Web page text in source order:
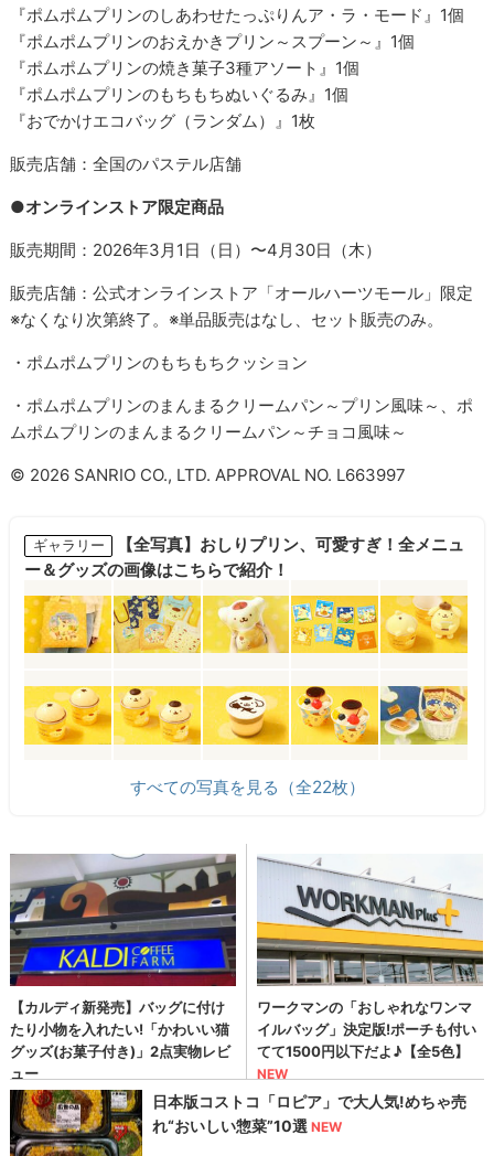
『ポムポムプリンのしあわせたっぷりんア・ラ・モード』1個
『ポムポムプリンのおえかきプリン～スプーン～』1個
『ポムポムプリンの焼き菓子3種アソート』1個
『ポムポムプリンのもちもちぬいぐるみ』1個
『おでかけエコバッグ（ランダム）』1枚
販売店舗：全国のパステル店舗
●オンラインストア限定商品
販売期間：2026年3月1日（日）〜4月30日（木）
販売店舗：公式オンラインストア「オールハーツモール」限定
※なくなり次第終了。※単品販売はなし、セット販売のみ。
・ポムポムプリンのもちもちクッション
・ポムポムプリンのまんまるクリームパン～プリン風味～、ポ
ムポムプリンのまんまるクリームパン～チョコ風味～
© 2026 SANRIO CO., LTD. APPROVAL NO. L663997
ギャラリー
【全写真】おしりプリン、可愛すぎ！全メニュ
ー＆グッズの画像はこちらで紹介！
すべての写真を見る（全22枚）